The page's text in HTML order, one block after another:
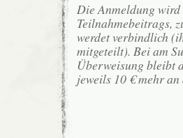
Die Anmeldung
Teilnahmebeitrags,
werdet verbindlich
mitgeteilt). Bei am
Überweisung bleibt
jeweils 10 € mehr an